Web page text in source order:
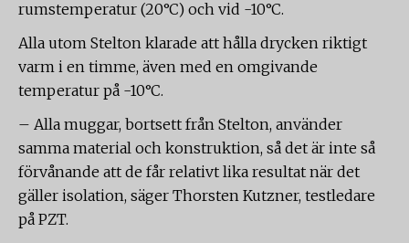
rumstemperatur (20°C) och vid -10°C.
Alla utom Stelton klarade att hålla drycken riktigt
varm i en timme, även med en omgivande
temperatur på -10°C.
– Alla muggar, bortsett från Stelton, använder
samma material och konstruktion, så det är inte så
förvånande att de får relativt lika resultat när det
gäller isolation, säger Thorsten Kutzner, testledare
på PZT.